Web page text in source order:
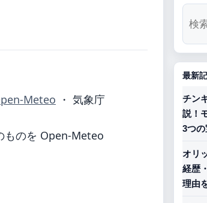
Meteo ・ 気象庁
ものを Open-Meteo
最新
チン
説！
3つの
オリ
経歴
理由